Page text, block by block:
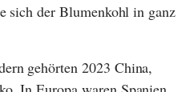
sich der Blumenkohl in ganz
gehörten 2023 China,